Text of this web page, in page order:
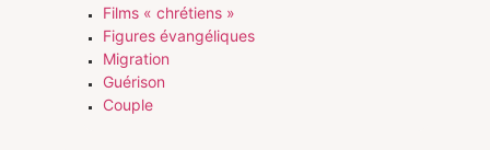
Films « chrétiens »
Figures évangéliques
Migration
Guérison
Couple